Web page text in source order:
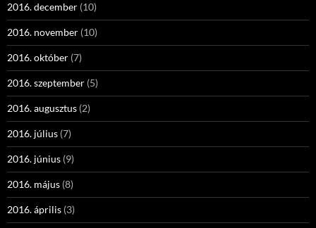
2016. december (10)
2016. november (10)
2016. október (7)
2016. szeptember (5)
2016. augusztus (2)
2016. július (7)
2016. június (9)
2016. május (8)
2016. április (3)